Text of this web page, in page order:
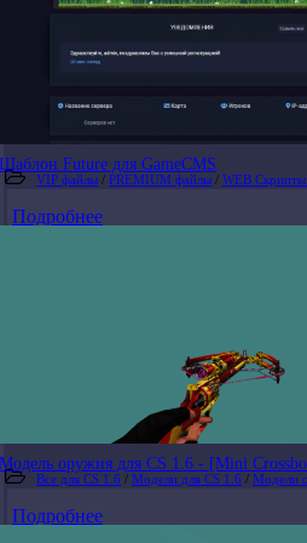
Шаблон Future для GameCMS
VIP файлы / PREMIUM файлы / WEB
Подробнее
Модель оружия для CS 1.6 - [Mini
Все для CS 1.6 / Модели для CS 1.6 / Модели
Подробнее